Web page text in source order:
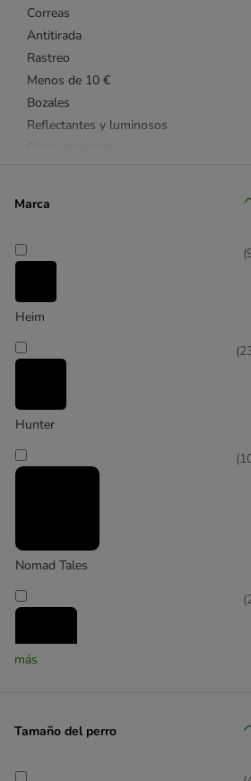
Correas
Antitirada
Rastreo
Menos de 10 €
Bozales
Reflectantes y luminosos
HUNTER
Halti
NEEWA
TIAKI
Marca
Heim
(
Hunter
(
Nomad Tales
(
(
más
Tamaño del perro